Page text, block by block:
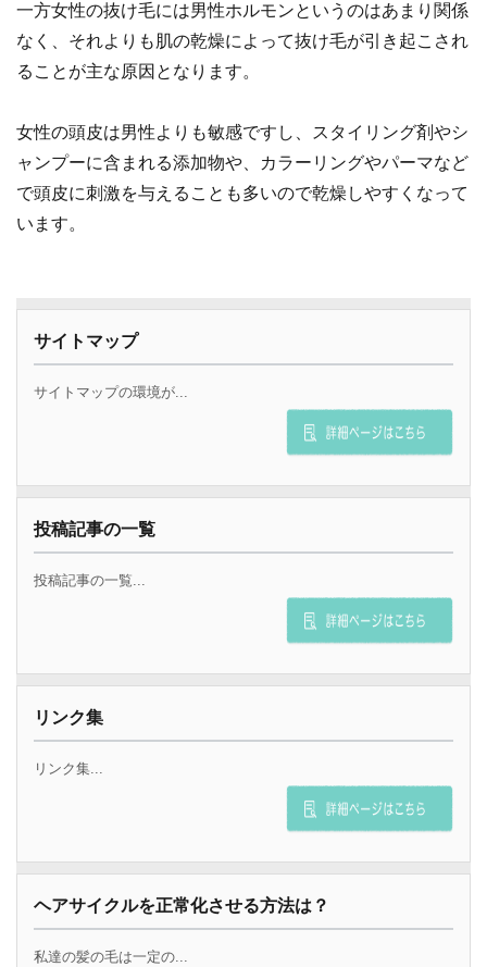
一方女性の抜け毛には男性ホルモンというのはあまり関係
なく、それよりも肌の乾燥によって抜け毛が引き起こされ
ることが主な原因となります。
女性の頭皮は男性よりも敏感ですし、スタイリング剤やシ
ャンプーに含まれる添加物や、カラーリングやパーマなど
で頭皮に刺激を与えることも多いので乾燥しやすくなって
います。
サイトマップ
サイトマップの環境が...
投稿記事の一覧
投稿記事の一覧...
リンク集
リンク集...
ヘアサイクルを正常化させる方法は？
私達の髪の毛は一定の...